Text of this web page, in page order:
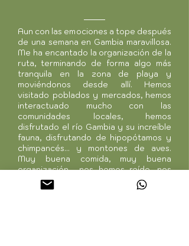
Aun con las emociones a tope después
de una semana en Gambia maravillosa.
Me ha encantado la organización de la
ruta, terminando de forma algo más
tranquila en la zona de playa y
moviéndonos desde allí. Hemos
visitado poblados y mercados, hemos
interactuado mucho con las
comunidades locales, hemos
disfrutado el río Gambia y su increíble
fauna, disfrutando de hipopótamos y
chimpancés... y montones de aves.
Muy buena comida, muy buena
organización… nos hemos reído, nos
han acompañado continuamente, el
buen rollo ha sido constante… he